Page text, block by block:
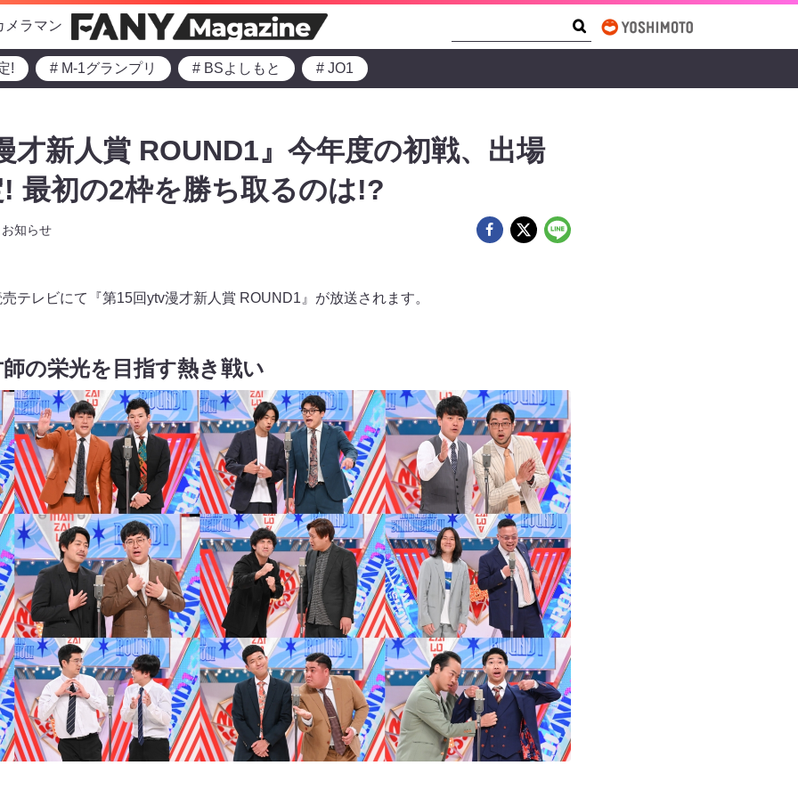
メラマン
! # M-1グランプリ # BSよしもと # JO1
才新人賞 ROUND1』今年度の初戦、出場
最初の2枠を勝ち取るのは!?
お知らせ
テレビにて『第15回ytv漫才新人賞 ROUND1』が放送されます。
の栄光を目指す熱き戦い